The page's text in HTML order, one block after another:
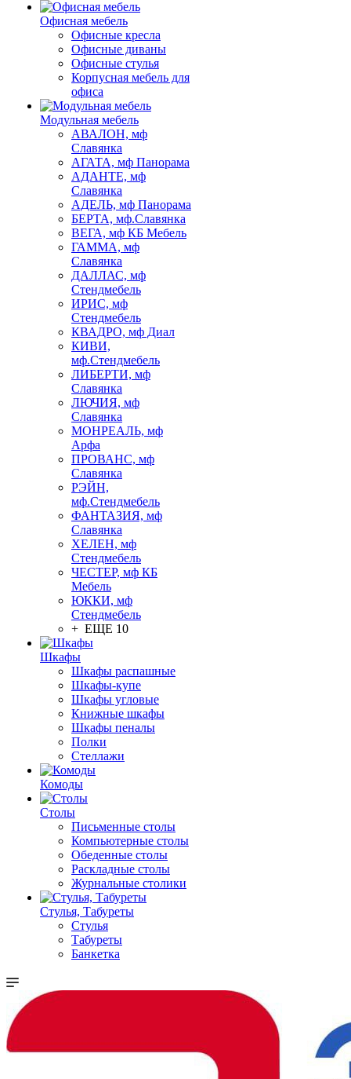
Офисная мебель
Офисные кресла
Офисные диваны
Офисные стулья
Корпусная мебель для
офиса
Модульная мебель
АВАЛОН, мф
Славянка
АГАТА, мф Панорама
АДАНТЕ, мф
Славянка
АДЕЛЬ, мф Панорама
БЕРТА, мф.Славянка
ВЕГА, мф КБ Мебель
ГАММА, мф
Славянка
ДАЛЛАС, мф
Стендмебель
ИРИС, мф
Стендмебель
КВАДРО, мф Диал
КИВИ,
мф.Стендмебель
ЛИБЕРТИ, мф
Славянка
ЛЮЧИЯ, мф
Славянка
МОНРЕАЛЬ, мф
Арфа
ПРОВАНС, мф
Славянка
РЭЙН,
мф.Стендмебель
ФАНТАЗИЯ, мф
Славянка
ХЕЛЕН, мф
Стендмебель
ЧЕСТЕР, мф КБ
Мебель
ЮККИ, мф
Стендмебель
+ ЕЩЕ 10
Шкафы
Шкафы распашные
Шкафы-купе
Шкафы угловые
Книжные шкафы
Шкафы пеналы
Полки
Стеллажи
Комоды
Столы
Письменные столы
Компьютерные столы
Обеденные столы
Раскладные столы
Журнальные столики
Стулья, Табуреты
Стулья
Табуреты
Банкетка